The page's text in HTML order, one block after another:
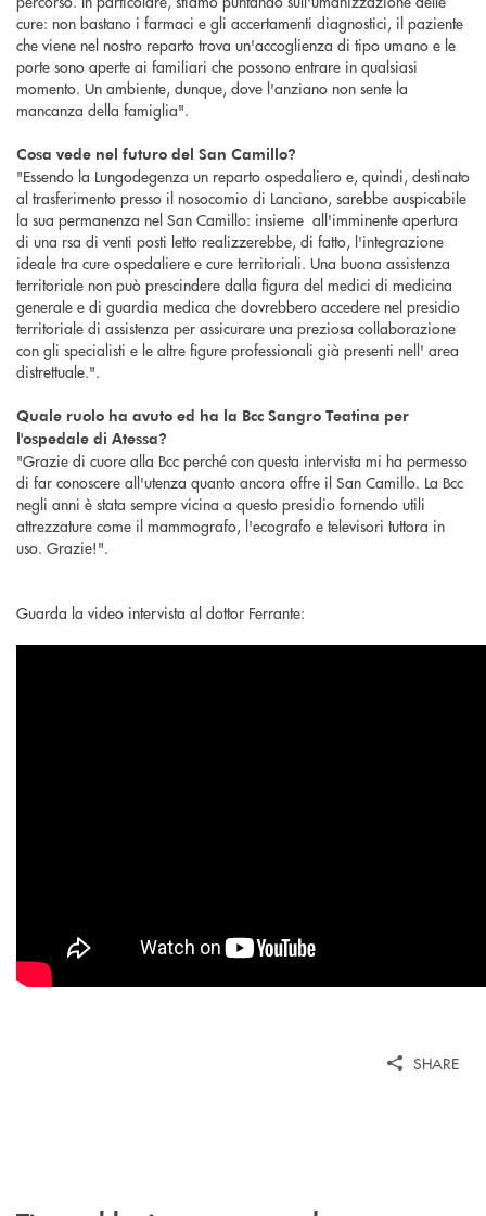
cure: non bastano i farmaci e gli accertamenti diagnostici, il paziente
che viene nel nostro reparto trova un'accoglienza di tipo umano e le
porte sono aperte ai familiari che possono entrare in qualsiasi
momento. Un ambiente, dunque, dove l'anziano non sente la
mancanza della famiglia".
Cosa vede nel futuro del San Camillo?
"Essendo la Lungodegenza un reparto ospedaliero e, quindi, destinato
al trasferimento presso il nosocomio di Lanciano, sarebbe auspicabile
la sua permanenza nel San Camillo: insieme all'imminente apertura
di una rsa di venti posti letto realizzerebbe, di fatto, l'integrazione
ideale tra cure ospedaliere e cure territoriali. Una buona assistenza
territoriale non può prescindere dalla figura del medici di medicina
generale e di guardia medica che dovrebbero accedere nel presidio
territoriale di assistenza per assicurare una preziosa collaborazione
con gli specialisti e le altre figure professionali già presenti nell' area
distrettuale.".
Quale ruolo ha avuto ed ha la Bcc Sangro Teatina per
l'ospedale di Atessa?
"Grazie di cuore alla Bcc perché con questa intervista mi ha permesso
di far conoscere all'utenza quanto ancora offre il San Camillo. La Bcc
negli anni è stata sempre vicina a questo presidio fornendo utili
attrezzature come il mammografo, l'ecografo e televisori tuttora in
uso. Grazie!".
Guarda la video intervista al dottor Ferrante:
SHARE